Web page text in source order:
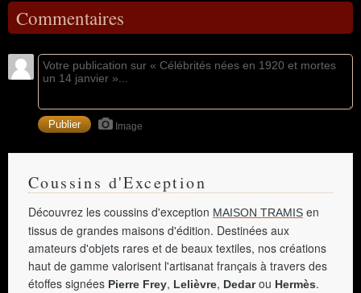
Commentaires
Image
Coussins d'Exception
Découvrez les coussins d'exception MAISON TRAMIS en
tissus de grandes maisons d'édition. Destinées aux
amateurs d'objets rares et de beaux textiles, nos créations
haut de gamme valorisent l'artisanat français à travers des
étoffes signées Pierre Frey, Lelièvre, Dedarou Hermès.